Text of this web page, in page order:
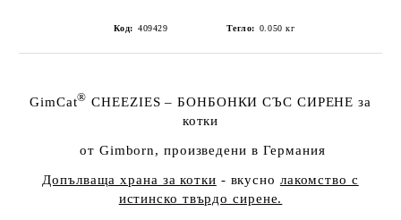
Код: 409429 Тегло: 0.050 кг
GimCat® CHEEZIES – БОНБОНКИ СЪС СИРЕНЕ за
котки
от Gimborn, произведени в Германия
Допълваща храна за котки - вкусно лакомство с
истинско твърдо сирене.